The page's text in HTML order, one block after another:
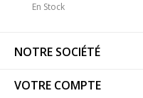
En Stock
NOTRE SOCIÉTÉ
VOTRE COMPTE